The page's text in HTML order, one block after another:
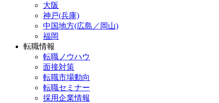
大阪
神戸(兵庫)
中国地方(広島／岡山)
福岡
転職情報
転職ノウハウ
面接対策
転職市場動向
転職セミナー
採用企業情報